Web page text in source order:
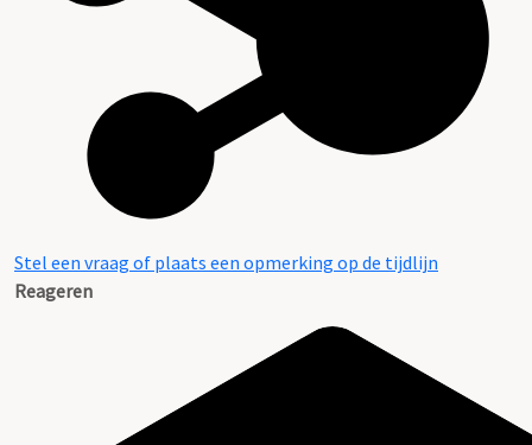
Stel een vraag of plaats een opmerking op de tijdlijn
Reageren